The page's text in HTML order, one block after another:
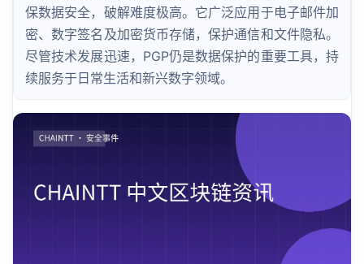
保数据安全，破解难度极高。它广泛应用于电子邮件加
密、数字签名及加密货币存储，保护通信和文件隐私。
尽管技术发展迅速，PGP仍是数据保护的重要工具，持
续服务于日常生活和新兴数字领域。